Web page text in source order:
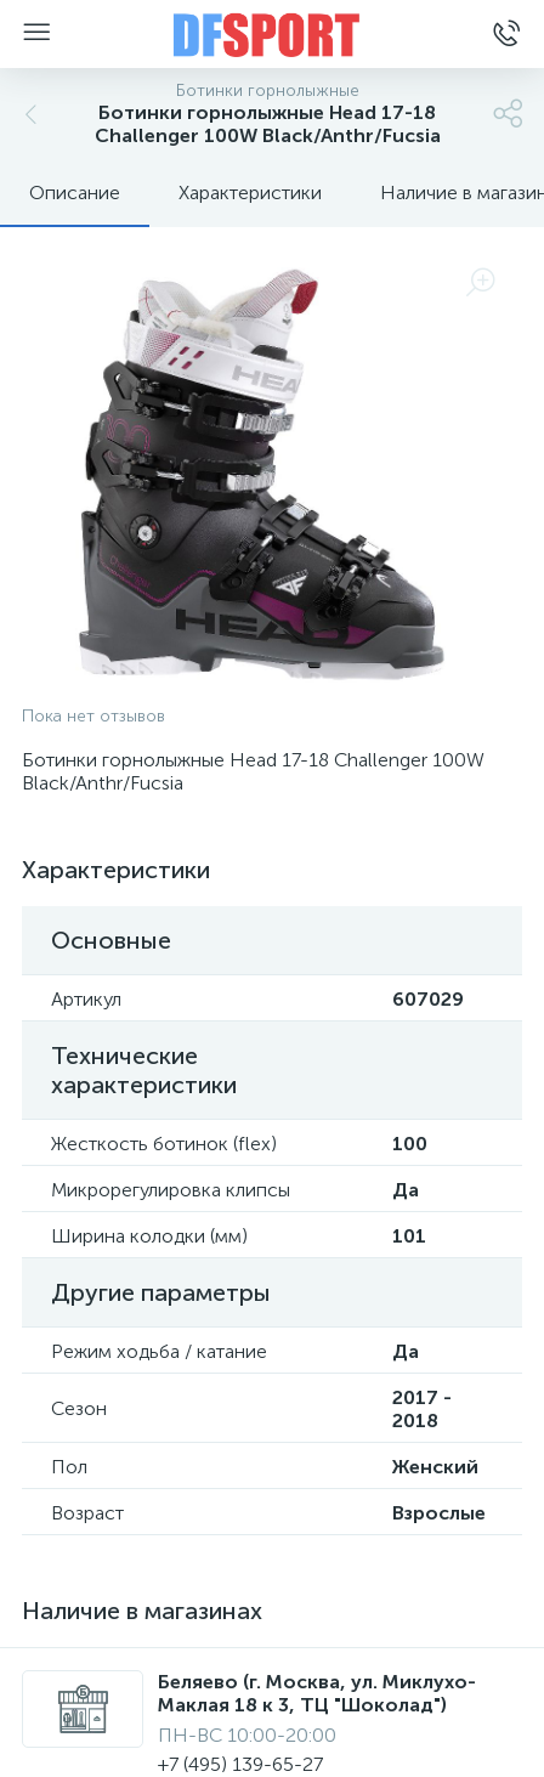
Ботинки горнолыжные
Ботинки горнолыжные Head 17-18
Challenger 100W Black/Anthr/Fucsia
Описание Характеристики Наличие в
Пока нет отзывов
Ботинки горнолыжные Head 17-18 Challenger 100W
Black/Anthr/Fucsia
Характеристики
Основные
Артикул 607029
Технические
характеристики
Жесткость ботинок (flex)
100
Микрорегулировка клипсы
Да
Ширина колодки (мм)
101
Другие параметры
Режим ходьба / катание Да
Сезон
2017 -
2018
Пол
Женский
Возраст
Взрослые
Наличие в магазинах
Беляево (г. Москва, ул. Миклухо-
Маклая 18 к 3, ТЦ "Шоколад")
ПН-ВС 10:00-20:00
+7 (495) 139-65-27